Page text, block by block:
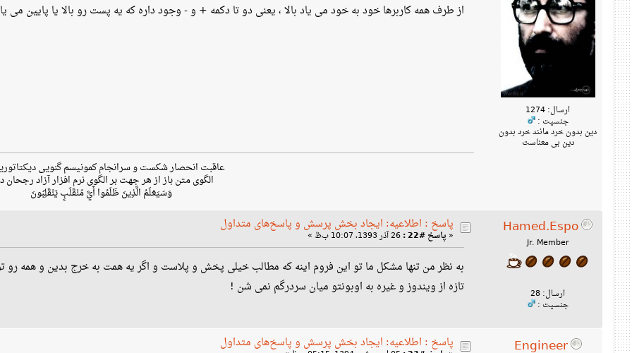
ارسال: 1274
جنسیت :
دین بدون خرد مانند خرد بدون
دین بی معناست
از طرف همه کاربرها خود به خود می یاد بالا ، یعنی دو تا دکمه + و - وجود داره که یه پست رو بالا یا پایین می
عاقبت انحصار شکست و سرانجام کمونیسم گنویی
الگوی متن باز از هر جهت بر الگوی نرم افزار آزاد رجحان
وَسَيَعْلَمُ الَّذِينَ ظَلَمُوا أَيَّ مُنْقَلَبٍ يَنْقَلِبُونَ
Hamed.Espo
Jr. Member
ارسال: 28
جنسیت :
پاسخ : اطلاعیه: ایجاد بخش پرسش و پاسخ‌های متداول
« پاسخ #22 :
به نظر من تنها مشکل ما تو این فروم اینه که مطالب خیلی پخش و پلاست و اگر یه همت به خرج بدین و همه
تازه از ویندوز و غیره به اوبونتو میان سردرگم نمی شن !
Engineer پاسخ : اطلاعیه: ایجاد بخش پرسش و پاسخ‌های متداول